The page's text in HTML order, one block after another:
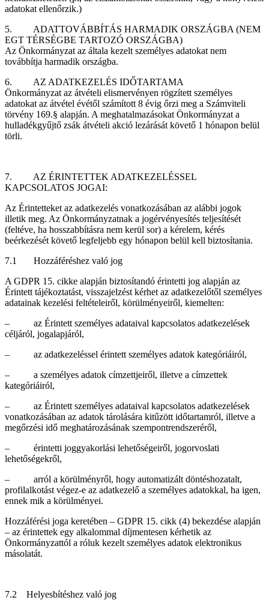
adatokat ellenőrzik.)
5. ADATTOVÁBBÍTÁS HARMADIK ORSZÁGBA (NEM
EGT TÉRSÉGBE TARTOZÓ ORSZÁGBA)
Az Önkormányzat az általa kezelt személyes adatokat nem
továbbítja harmadik országba.
6. AZ ADATKEZELÉS IDŐTARTAMA
Önkormányzat az átvételi elismervényen rögzített személyes
adatokat az átvétel évétől számított 8 évig őrzi meg a Számviteli
törvény 169.§ alapján. A meghatalmazásokat Önkormányzat a
hulladékgyűjtő zsák átvételi akció lezárását követő 1 hónapon belül
törli.
7. AZ ÉRINTETTEK ADATKEZELÉSSEL
KAPCSOLATOS JOGAI:
Az Érintetteket az adatkezelés vonatkozásában az alábbi jogok
illetik meg. Az Önkormányzatnak a jogérvényesítés teljesítését
(feltéve, ha hosszabbításra nem kerül sor) a kérelem, kérés
beérkezését követő legfeljebb egy hónapon belül kell biztosítania.
7.1 Hozzáféréshez való jog
A GDPR 15. cikke alapján biztosítandó érintetti jog alapján az
Érintett tájékoztatást, visszajelzést kérhet az adatkezelőtől személyes
adatainak kezelési feltételeiről, körülményeiről, kiemelten:
– az Érintett személyes adataival kapcsolatos adatkezelések
céljáról, jogalapjáról,
– az adatkezeléssel érintett személyes adatok kategóriáiról,
– a személyes adatok címzettjeiről, illetve a címzettek
kategóriáiról,
– az Érintett személyes adataival kapcsolatos adatkezelések
vonatkozásában az adatok tárolására kitűzött időtartamról, illetve a
megőrzési idő meghatározásának szempontrendszeréről,
– érintetti joggyakorlási lehetőségeiről, jogorvoslati
lehetőségekről,
– arról a körülményről, hogy automatizált döntéshozatalt,
profilalkotást végez-e az adatkezelő a személyes adatokkal, ha igen,
ennek mik a körülményei.
Hozzáférési joga keretében – GDPR 15. cikk (4) bekezdése alapján
– az érintettek egy alkalommal díjmentesen kérhetik az
Önkormányzattól a róluk kezelt személyes adatok elektronikus
másolatát.
7.2 Helyesbítéshez való jog